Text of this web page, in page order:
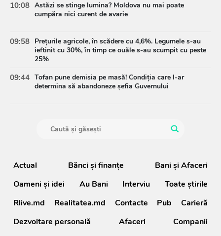
10:08 Astăzi se stinge lumina? Moldova nu mai poate
cumpăra nici curent de avarie
09:58 Prețurile agricole, în scădere cu 4,6%. Legumele s-au
ieftinit cu 30%, în timp ce ouăle s-au scumpit cu peste
25%
09:44 Tofan pune demisia pe masă! Condiția care l-ar
determina să abandoneze șefia Guvernului
Actual Bănci şi finanţe
Bani și Afaceri
Oameni şi idei
Au Bani Interviu
Toate știrile
Rlive.md
Realitatea.md Contacte Pub
Carieră
Dezvoltare personală
Afaceri
Companii